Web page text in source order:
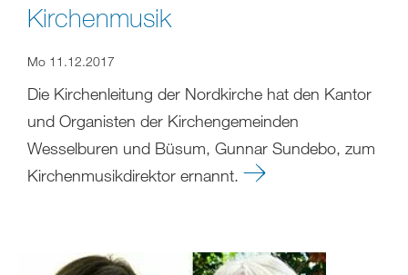
Kirchenmusik
Mo 11.12.2017
Die Kirchenleitung der Nordkirche hat den Kantor
und Organisten der Kirchengemeinden
Wesselburen und Büsum, Gunnar Sundebo, zum
Kirchenmusikdirektor ernannt.